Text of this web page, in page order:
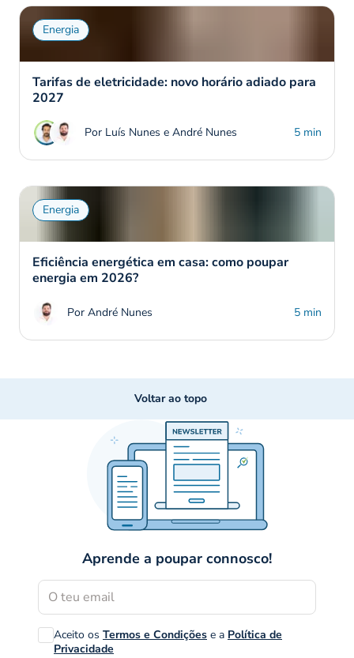
Energia
Tarifas de eletricidade: novo horário adiado para
2027
Por Luís Nunes e André Nunes 5 min
Energia
Eficiência energética em casa: como poupar
energia em 2026?
Por André Nunes 5 min
Voltar ao topo
Aprende a poupar connosco!
Aceito os Termos e Condições e a Política de
Privacidade